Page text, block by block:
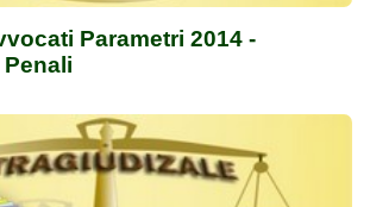
Parametri 2014 -